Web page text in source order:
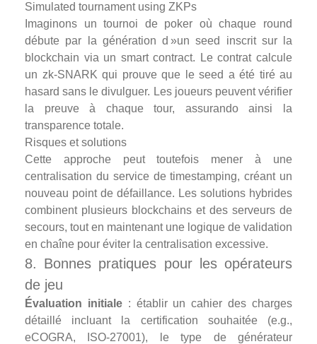
Simulated tournament using ZKPs
Imaginons un tournoi de poker où chaque round
débute par la génération d »un seed inscrit sur la
blockchain via un smart contract. Le contrat calcule
un zk‑SNARK qui prouve que le seed a été tiré au
hasard sans le divulguer. Les joueurs peuvent vérifier
la preuve à chaque tour, assurando ainsi la
transparence totale.
Risques et solutions
Cette approche peut toutefois mener à une
centralisation du service de timestamping, créant un
nouveau point de défaillance. Les solutions hybrides
combinent plusieurs blockchains et des serveurs de
secours, tout en maintenant une logique de validation
en chaîne pour éviter la centralisation excessive.
8. Bonnes pratiques pour les opérateurs
de jeu
Évaluation initiale: établir un cahier des charges
détaillé incluant la certification souhaitée (e.g.,
eCOGRA, ISO‑27001), le type de générateur